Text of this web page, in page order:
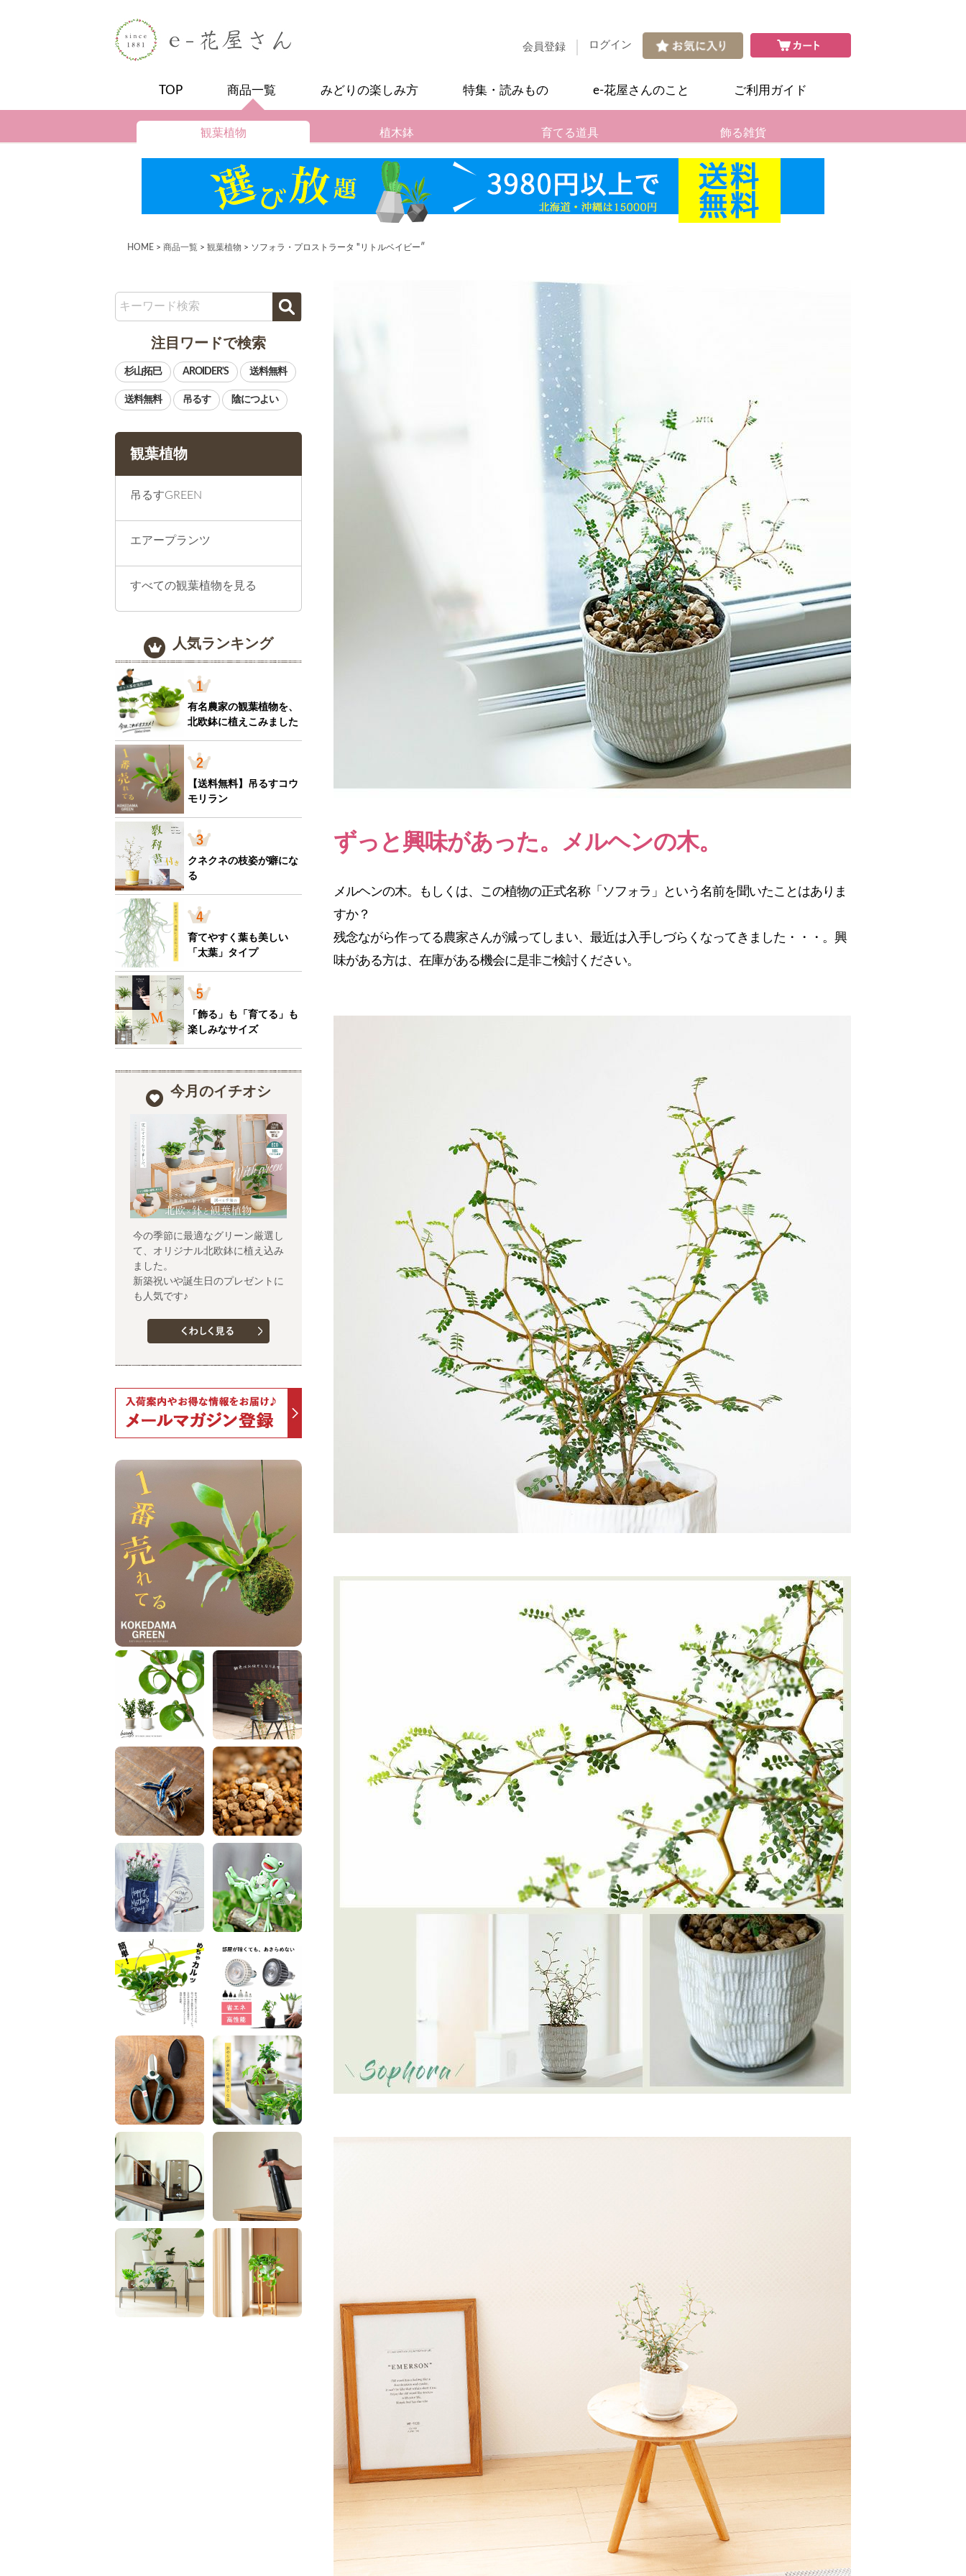
会員登録 ログイン
TOP 商品一覧 みどりの楽しみ方 特集・読みもの e-花屋さんのこと ご利用ガイド
観葉植物 植木鉢 育てる道具 飾る雑貨
HOME 商品一覧 観葉植物 ソフォラ・プロストラータ "リトルベイビー″
注目ワードで検索
観葉植物
吊るすGREEN
エアープランツ
すべての観葉植物を見る
人気ランキング
有名農家の観葉植物を、
北欧鉢に植えこみました
【送料無料】吊るすコウ
モリラン
クネクネの枝姿が癖にな
る
育てやすく葉も美しい
「太葉」タイプ
「飾る」も「育てる」も
楽しみなサイズ
今月のイチオシ
今の季節に最適なグリーン厳選し
て、オリジナル北欧鉢に植え込み
ました。
新築祝いや誕生日のプレゼントに
も人気です♪
ずっと興味があった。メルヘンの木。
メルヘンの木。もしくは、この植物の正式名称「ソフォラ」という名前を聞いたことはありま
すか？
残念ながら作ってる農家さんが減ってしまい、最近は入手しづらくなってきました・・・。興
味がある方は、在庫がある機会に是非ご検討ください。